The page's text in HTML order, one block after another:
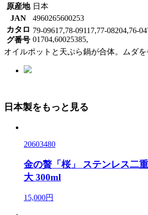
原産地 日本
JAN
4960265600253
カタロ
グ番号
79-09617,78-09117,77-08204,76-
01704,60025385,
オイルポットと天ぷら鍋が合体。ムダを
日本製をもっと見る
20603480
金の贅「桜」 ステンレス二
大 300ml
15,000円